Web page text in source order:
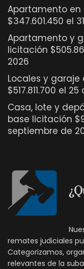
Apartamento en
$347.601.450 el
Apartamento y
licitación
2026
Locales y
$517.811.700 el
Casa, lote y
base licitación
septiembre de
remates judiciales
Categorizamos,
relevantes de la